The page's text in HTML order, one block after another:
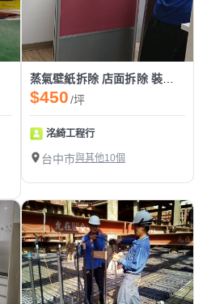
蒸氣壁紙拆除 店面拆除 裝潢細清 保護板工程 木地板拆除
$450/坪
洺綺工程行
台中市與其他10個